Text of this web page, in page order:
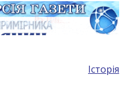
Історія